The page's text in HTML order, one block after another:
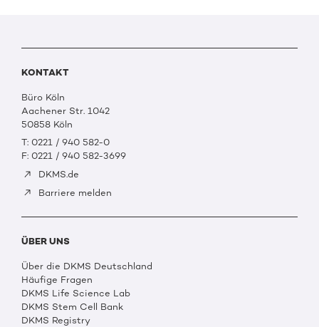
KONTAKT
Büro Köln
Aachener Str. 1042
50858 Köln
T: 0221 / 940 582-0
F: 0221 / 940 582-3699
DKMS.de
Barriere melden
ÜBER UNS
Über die DKMS Deutschland
Häufige Fragen
DKMS Life Science Lab
DKMS Stem Cell Bank
DKMS Registry